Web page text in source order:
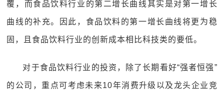
覆，而食品饮料行业的第二增长曲线其实是对第一增长
曲线的补充。因此，食品饮料的第一增长曲线将更为稳
固，且食品饮料行业的创新成本相比科技类的要低。
对于食品饮料行业的投资，除了长期看好“强者恒强”
的公司，重点可考虑未来10年消费升级以及龙头企业竞